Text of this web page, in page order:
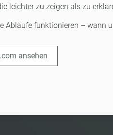
leichter zu zeigen als zu
Abläufe funktionieren – wann
ansehen